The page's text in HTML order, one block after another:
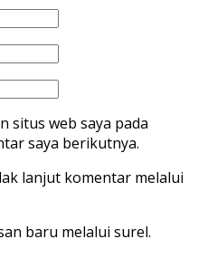
situs web saya pada
saya berikutnya.
lanjut komentar melalui
baru melalui surel.